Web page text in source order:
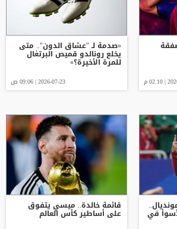
م
«صدمة لـ "عشاق الدون".. متى
يخلع رونالدو قميص البرتغال
للمرة الأخيرة؟»
2026-07-23 | 09:06 ص
في
قائمة خالدة.. ميسي يتفوق
على أساطير كأس العالم